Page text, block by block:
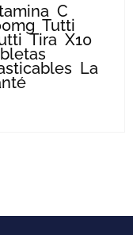
C
Tutti
Tira X10
La